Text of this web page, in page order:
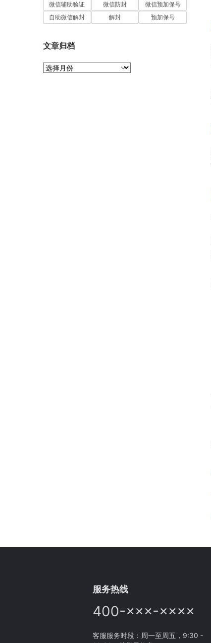
微信辅助验证
微信防封
微信预加保号
自助微信解封
解封 预加保号
文章归档
文
服务热线
400-×××-××××
客服服务时段：周一至周五，9:30 -